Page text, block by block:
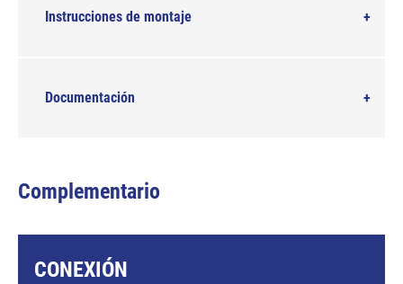
Instrucciones de montaje
Documentación
Complementario
CONEXIÓN